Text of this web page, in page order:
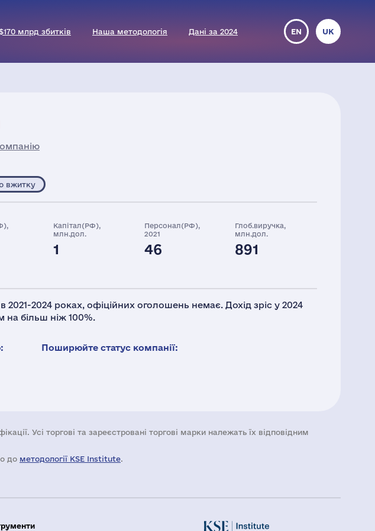
млрд збитків Наша методологія Дані за 2024 EN UK
вжитку
Капітал(РФ),
млн.дол.
1
Персонал(РФ),
2021
46
Глоб.виручка,
млн.дол.
891
2021-2024 роках, офіційних оголошень немає. Дохід зріс у 2024
на більш ніж 100%.
Поширюйте статус компанії:
Усі торгові та зареєстровані торгові марки належать їх відповідним
до методології KSE Institute.